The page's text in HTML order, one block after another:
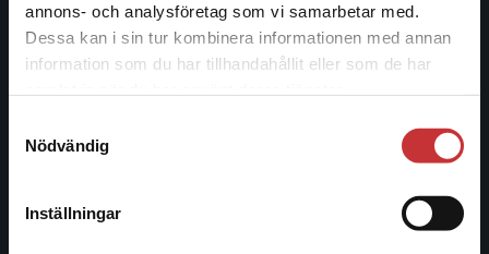
annons- och analysföretag som vi samarbetar med.
Dessa kan i sin tur kombinera informationen med annan
information som du har tillhandahållit eller som de har
Nödvändig
Inställningar
Det verkar som att du besöker
studentlitteratur.se via en enhet utanför Sverige.
Vi erbjuder inte leveranser utanför Sverige. För
att kunna slutföra ett köp måste
Studentlitteratur
facklitteratur, utbildningar och digitala
informationstjänster i utbudet, finns Studentlitteratur med